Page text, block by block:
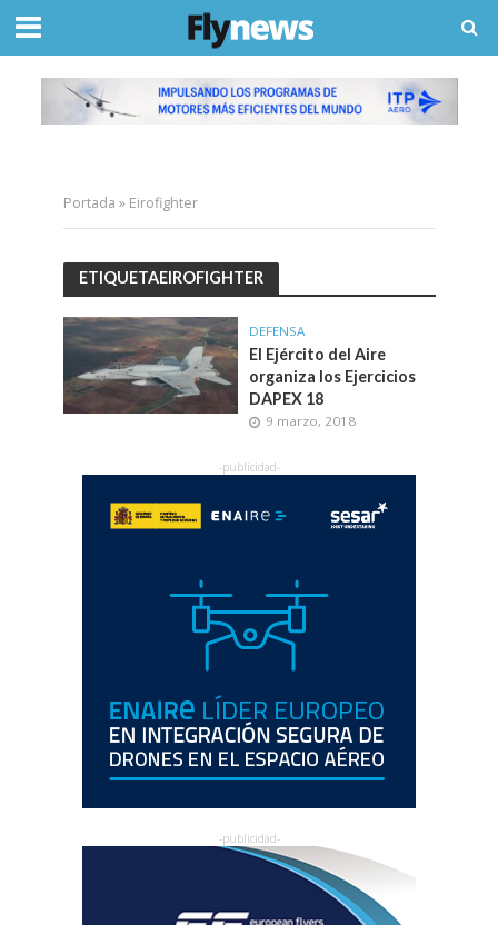
Portada » Eirofighter
ETIQUETAEIROFIGHTER
DEFENSA
El Ejército del Aire
organiza los Ejercicios
DAPEX 18
9 marzo, 2018